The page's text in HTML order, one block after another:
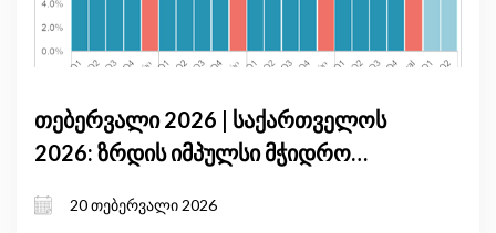
თებერვალი 2026 | საქართველოს
2026: ზრდის იმპულსი მჭიდრო
საგარეო არასტაბილურობის ფონზე
20 თებერვალი 2026